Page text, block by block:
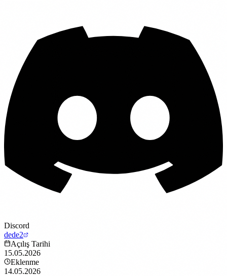
Discord
dede2
Açılış Tarihi
15.05.2026
Eklenme
14.05.2026